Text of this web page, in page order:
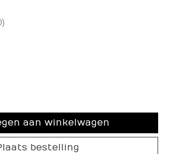
dit product is
aan winkelwagen
bestelling